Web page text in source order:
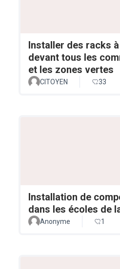
Installer des racks
devant tous les
et les zones vertes
CITOYEN 33
Installation de
dans les écoles de
Anonyme 1